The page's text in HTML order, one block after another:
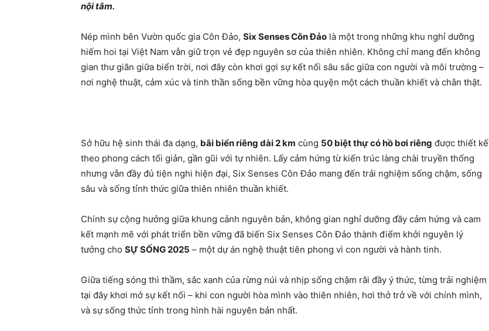
nội tâm.
Nép mình bên Vườn quốc gia Côn Đảo, Six Senses Côn Đảo là một trong những khu nghỉ dưỡng
hiếm hoi tại Việt Nam vẫn giữ trọn vẻ đẹp nguyên sơ của thiên nhiên. Không chỉ mang đến không
gian thư giãn giữa biển trời, nơi đây còn khơi gợi sự kết nối sâu sắc giữa con người và môi trường –
nơi nghệ thuật, cảm xúc và tinh thần sống bền vững hòa quyện một cách thuần khiết và chân thật.
Sở hữu hệ sinh thái đa dạng, bãi biển riêng dài 2 km cùng 50 biệt thựcóhồ bơi riêng được thiết kế
theo phong cách tối giản, gần gũi với tự nhiên. Lấy cảm hứng từ kiến trúc làng chài truyền thống
nhưng vẫn đầy đủ tiện nghi hiện đại, Six Senses Côn Đảo mang đến trải nghiệm sống chậm, sống
sâu và sống tỉnh thức giữa thiên nhiên thuần khiết.
Chính sự cộng hưởng giữa khung cảnh nguyên bản, không gian nghỉ dưỡng đầy cảm hứng và cam
kết mạnh mẽ với phát triển bền vững đã biến Six Senses Côn Đảo thành điểm khởi nguyên lý
tưởng cho SỰ SỐNG 2025 – một dự án nghệ thuật tiên phong vì con người và hành tinh.
Giữa tiếng sóng thì thầm, sắc xanh của rừng núi và nhịp sống chậm rãi đầy ý thức, từng trải nghiệm
tại đây khơi mở sự kết nối – khi con người hòa mình vào thiên nhiên, hơi thở trở về với chính mình,
và sự sống thức tỉnh trong hình hài nguyên bản nhất.